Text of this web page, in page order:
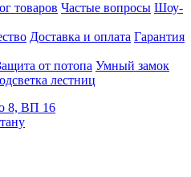
товаров Частые вопросы Шоу-
Доставка и оплата Гарантия
от потопа Умный замок
лестниц
8, ВП 16